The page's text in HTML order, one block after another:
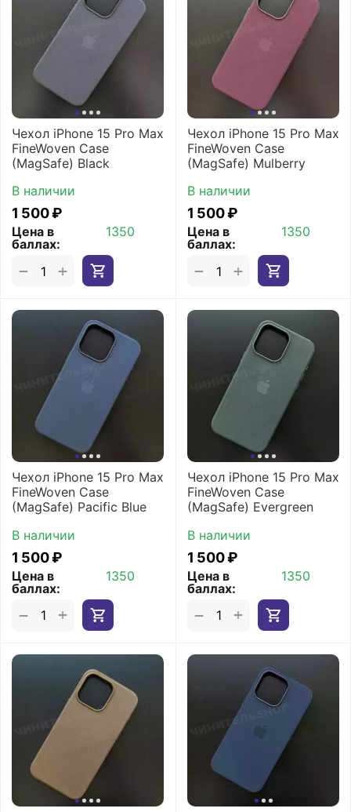
Чехол iPhone 15 Pro Max
FineWoven Case
(MagSafe) Black
В наличии
1 500₽
Цена в
баллах:
1350
+
−
Чехол iPhone 15 Pro Max
FineWoven Case
(MagSafe) Mulberry
В наличии
1 500₽
Цена в
баллах:
1350
+
−
Чехол iPhone 15 Pro Max
FineWoven Case
(MagSafe) Pacific Blue
В наличии
1 500₽
Цена в
баллах:
1350
+
−
Чехол iPhone 15 Pro Max
FineWoven Case
(MagSafe) Evergreen
В наличии
1 500₽
Цена в
баллах:
1350
+
−